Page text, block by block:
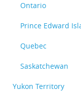
Ontario
Prince Edward
Quebec
Saskatchewan
Yukon Territory